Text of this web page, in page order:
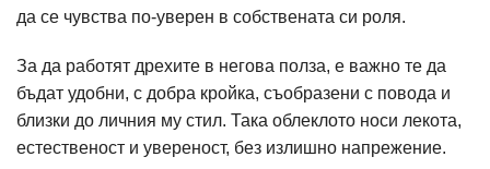
да се чувства по-уверен в собствената си роля.
За да работят дрехите в негова полза, е важно те да
бъдат удобни, с добра кройка, съобразени с повода и
близки до личния му стил. Така облеклото носи лекота,
естественост и увереност, без излишно напрежение.